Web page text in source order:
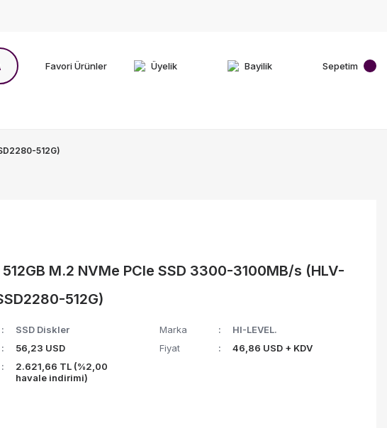
Favori Ürünler Üyelik Bayilik Sepetim
512G)
M.2 NVMe PCIe SSD 3300-3100MB/s (HLV-
512G)
SSD Diskler Marka
HI-LEVEL.
56,23 USD Fiyat
46,86 USD + KDV
2.621,66 TL (%2,00
havale indirimi)